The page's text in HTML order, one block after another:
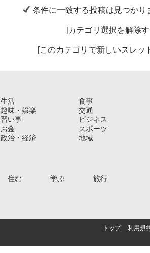
条件に一致する投稿は見つかり
[カテゴリ選択を解除
[このカテゴリで新しいスレッ
生活
食事
趣味・娯楽
交通
習い事
ビジネス
お金
スポーツ
政治・経済 地域
住む 学ぶ 旅行
トップ 利用規